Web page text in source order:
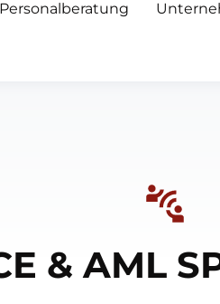
Personalberatung
& AML